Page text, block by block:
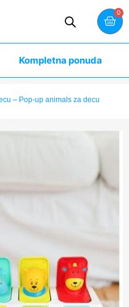
0
Kompletna ponuda
– Pop-up animals za decu